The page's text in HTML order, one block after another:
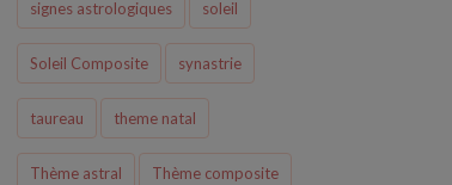
signes astrologiques soleil
Soleil Composite synastrie
taureau theme natal
Thème astral Thème composite